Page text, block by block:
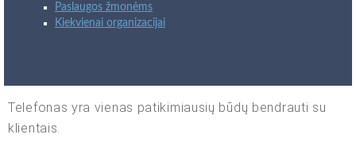
Paslaugos žmonėms
Kiekvienai organizacijai
Telefonas yra vienas patikimiausių būdų bendrauti su
klientais.